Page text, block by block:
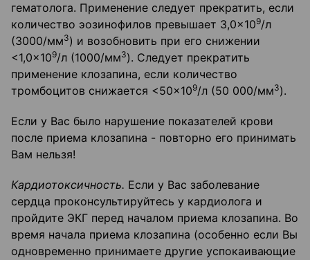
гематолога. Применение следует прекратить, если
количество эозинофилов превышает 3,0×109/л
(3000/мм3) и возобновить при его снижении
<1,0×109/л (1000/мм3). Следует прекратить
применение клозапина, если количество
тромбоцитов снижается <50×109/л (50 000/мм3).
Если у Вас было нарушение показателей крови
после приема клозапина - повторно его принимать
Вам нельзя!
Кардиотоксичность. Если у Вас заболевание
сердца проконсультируйтесь у кардиолога и
пройдите ЭКГ перед началом приема клозапина. Во
время начала приема клозапина (особенно если Вы
одновременно принимаете другие успокаивающие